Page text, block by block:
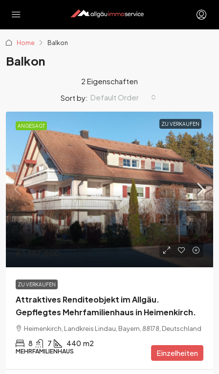
Home Balkon
Balkon
2 Eigenschaften
Sort by: Default Order
ANGESAGT ZU VERKAUFEN
ZU VERKAUFEN
Attraktives Renditeobjekt im Allgäu.
Gepflegtes Mehrfamilienhaus in Heimenkirch.
Heimenkirch, Landkreis Lindau, Bayern, 88178, Deutschland
8 7 440 m2
MEHRFAMILIENHAUS Einzelheiten